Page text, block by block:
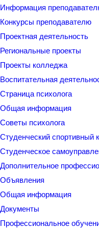
Информация
Конкурсы преподавателю
Проектная деятельность
Региональные проекты
Проекты колледжа
Воспитательная
Страница психолога
Общая информация
Советы психолога
Студенческий спортивный
Студенческое
Дополнительное
Объявления
Общая информация
Документы
Профессиональное